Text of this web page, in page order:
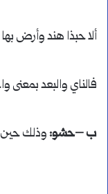
ألا حبذا هند وأرض
فالناي والبعد بمعنى
ب –حشو:وذلك حين